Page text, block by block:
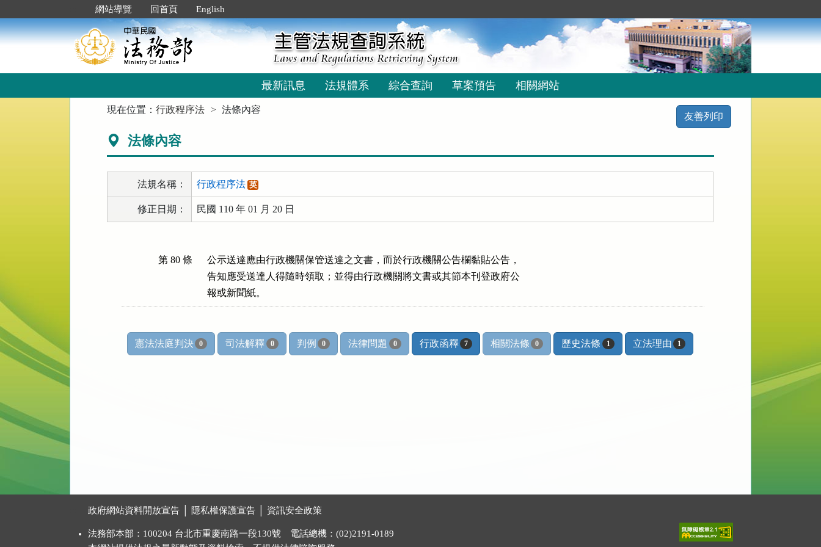
到
主
要
網站導覽 回首頁 English
最新訊息 法規體系 綜合查詢 草案預告 相關網站
現在位置：行政程序法 法條內容
友善列印
法條內容
法規名稱： 行政程序法 英
修正日期： 民國 110 年 01 月 20 日
第 80 條
公示送達應由行政機關保管送達之文書，而於行政機關公告欄黏貼公告，
告知應受送達人得隨時領取；並得由行政機關將文書或其節本刊登政府公
報或新聞紙。
憲法法庭判決 0 司法解釋 0 判例 0 法律問題 0 行政函釋 7 相關法條 0 歷史法條 1 立法理由 1
政府網站資料開放宣告 隱私權保護宣告 資訊安全政策
法務部本部：100204 台北市重慶南路一段130號 電話總機：(02)2191-0189